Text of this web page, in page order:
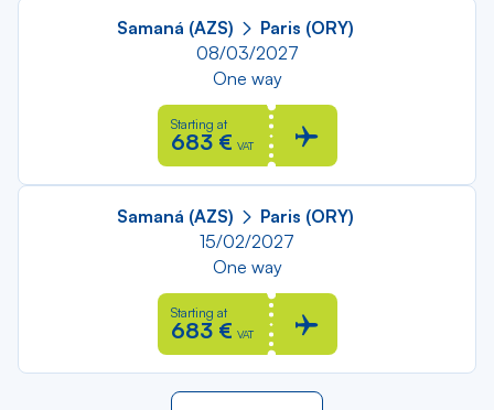
Samaná (AZS)
Paris (ORY)
08/03/2027
One way
Starting at
683 € VAT
Samaná (AZS)
Paris (ORY)
15/02/2027
One way
Starting at
683 € VAT